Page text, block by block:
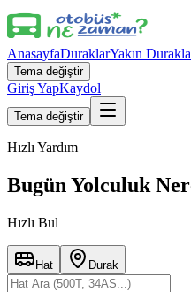
AnasayfaDuraklarYakın
Tema değiştir
Giriş YapKaydol
Tema değiştir
Hızlı Yardım
Bugün Yolculuk
Hızlı Bul
Hat Durak